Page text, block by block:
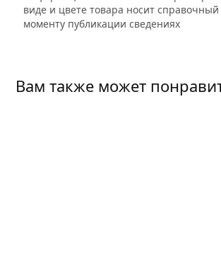
виде и цвете товара носит
моменту публикации сведениях
Вам также может